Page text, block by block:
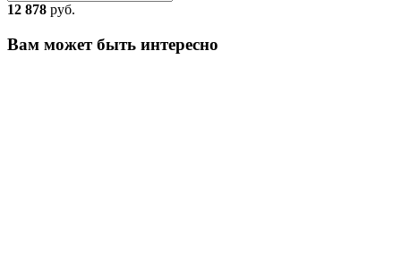
12 878 руб.
Вам может быть интересно